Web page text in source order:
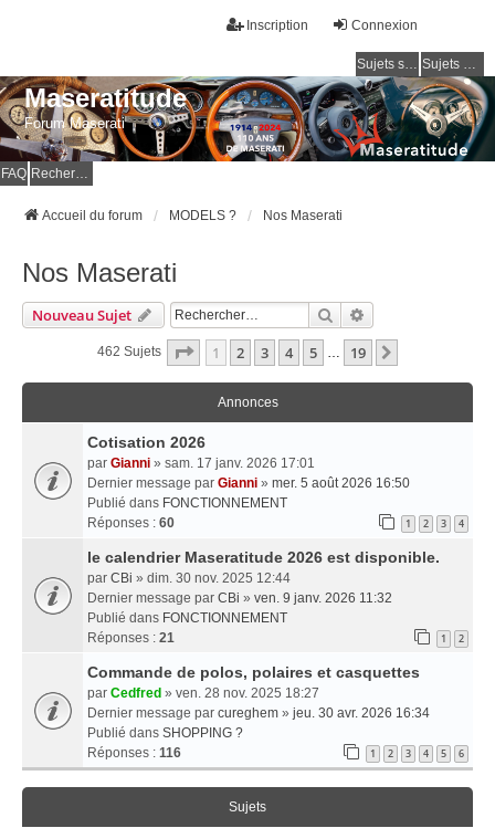
Connexion
Inscription
Sujets sans réponse Sujets actifs
Maseratitude
Forum Maserati
FAQ
Accueil du forum MODELS ? Nos Maserati
Nos Maserati
Nouveau Sujet Rechercher
462 Sujets Page 1Sur
1 2 3 4 5 19
Annonces
Cotisation 2026
par Gianni » sam. 17 janv. 2026 17:01
Dernier message par Gianni » mer. 5 août 2026 16:50
Publié dans FONCTIONNEMENT
Réponses : 60 1 2 3 4
le calendrier Maseratitude 2026 est disponible.
par CBi » dim. 30 nov. 2025 12:44
Dernier message par CBi » ven. 9 janv. 2026 11:32
Publié dans FONCTIONNEMENT
Réponses : 21 1 2
Commande de polos, polaires et casquettes
par Cedfred » ven. 28 nov. 2025 18:27
Dernier message par cureghem » jeu. 30 avr. 2026 16:34
Publié dans SHOPPING ?
Réponses : 116 1 2 3 4 5 6
Sujets